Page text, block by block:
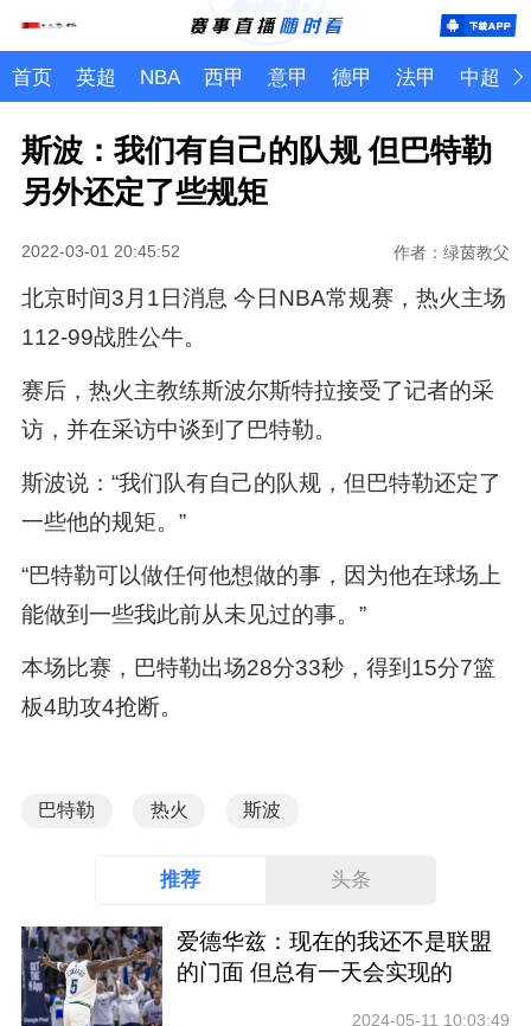
首页 英超 NBA 西甲 意甲 德甲 法甲 中超
斯波：我们有自己的队规 但巴特勒
另外还定了些规矩
2022-03-01 20:45:52 作者：绿茵教父
北京时间3月1日消息 今日NBA常规赛，热火主场
112-99战胜公牛。
赛后，热火主教练斯波尔斯特拉接受了记者的采
访，并在采访中谈到了巴特勒。
斯波说：“我们队有自己的队规，但巴特勒还定了
一些他的规矩。”
“巴特勒可以做任何他想做的事，因为他在球场上
能做到一些我此前从未见过的事。”
本场比赛，巴特勒出场28分33秒，得到15分7篮
板4助攻4抢断。
巴特勒 热火 斯波
推荐 头条
爱德华兹：现在的我还不是联盟
的门面 但总有一天会实现的
2024-05-11 10:03:49